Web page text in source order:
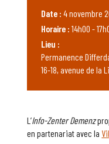
L’Info-Zenter Demenz
en partenariat avec la
Date : 4 novembre
Horaire : 14h00 -
Lieu :
Permanence
16-18, avenue de la